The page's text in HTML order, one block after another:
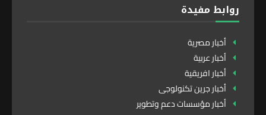
روابط مفيدة
أخبار مصرية
أخبار عربية
أخبار افريقية
أخبار جرين تكنولوجى
أخبار مؤسسات دعم وتطوير